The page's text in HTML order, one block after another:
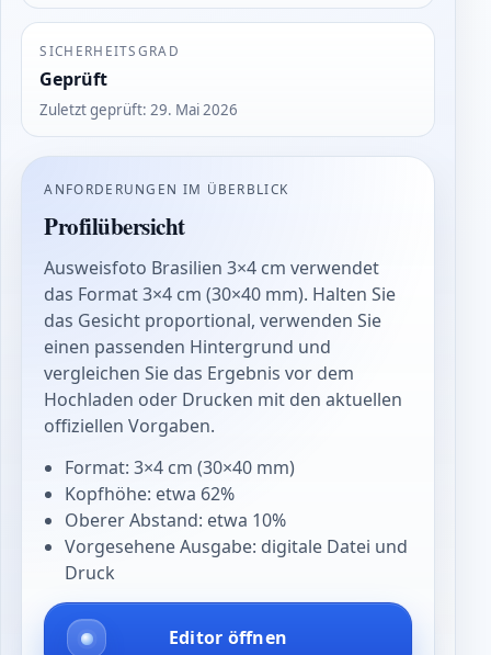
SICHERHEITSGRAD
Geprüft
Zuletzt geprüft:29. Mai 2026
ANFORDERUNGEN IM ÜBERBLICK
Profilübersicht
Ausweisfoto Brasilien 3×4 cm verwendet
das Format 3×4 cm (30×40 mm). Halten Sie
das Gesicht proportional, verwenden Sie
einen passenden Hintergrund und
vergleichen Sie das Ergebnis vor dem
Hochladen oder Drucken mit den aktuellen
offiziellen Vorgaben.
Format: 3×4 cm (30×40 mm)
Kopfhöhe: etwa 62%
Oberer Abstand: etwa 10%
Vorgesehene Ausgabe: digitale Datei und
Druck
Editor öffnen